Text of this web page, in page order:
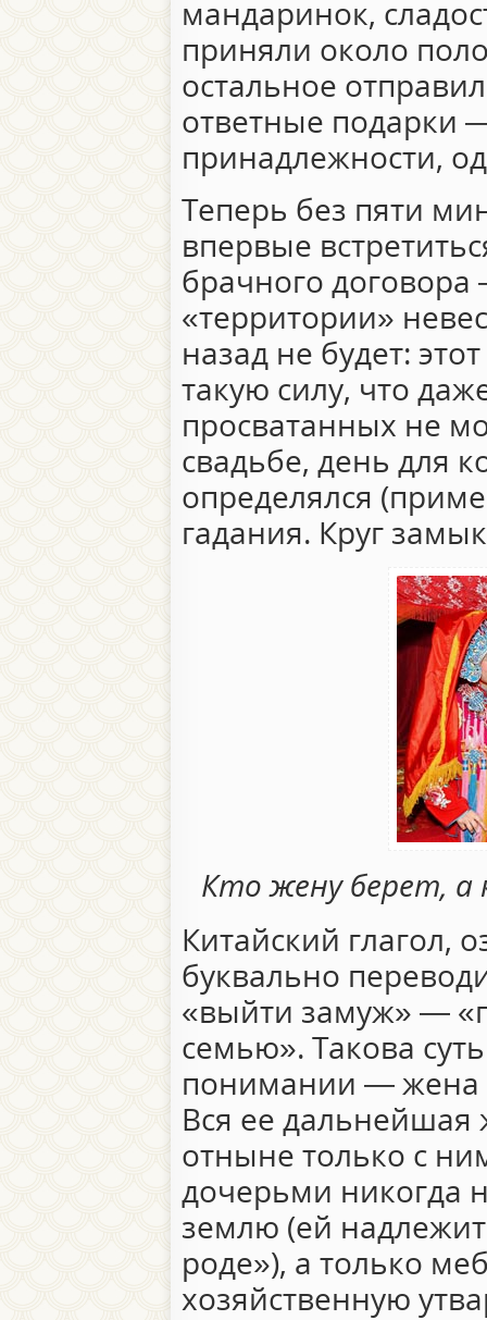
мандаринок,
приняли около
остальное
ответные подарки
принадлежности,
Теперь без пяти
впервые
брачного договора
«территории»
назад не будет:
такую силу, что
просватанных не
свадьбе, день для
определялся
гадания. Круг
Кто жену берет, а
Китайский глагол,
буквально
«выйти замуж» —
семью». Такова
понимании — жена
Вся ее дальнейшая
отныне только с
дочерьми никогда
землю (ей
роде»), а только
хозяйственную